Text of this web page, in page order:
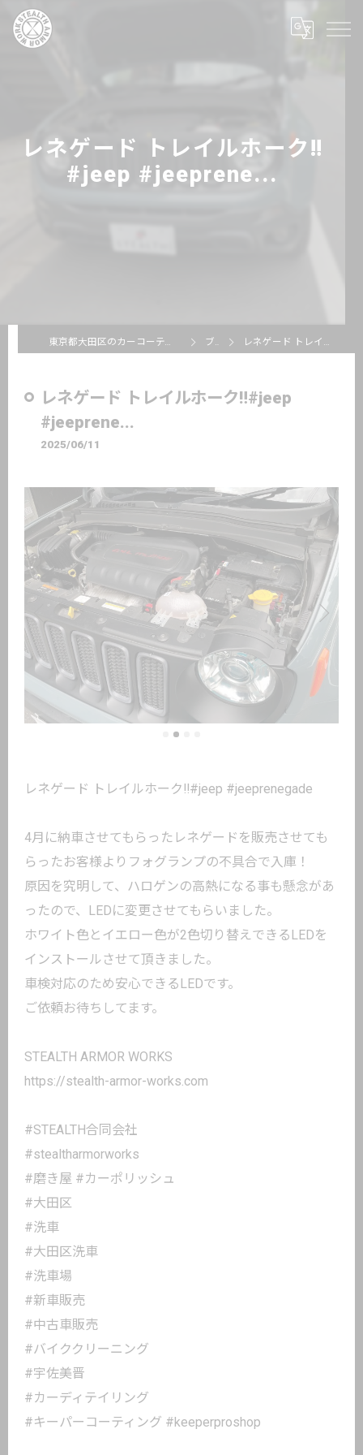
レネゲード トレイルホーク‼️
#jeep #jeeprene...
東京都大田区のカーコーティングならSTEALTH ARMOR WORKS ブログ レネゲード トレイルホーク‼️#jeep #jeeprene...
レネゲード トレイルホーク‼️#jeep
#jeeprene...
2025/06/11
レネゲード トレイルホーク‼️#jeep #jeeprenegade
4月に納車させてもらったレネゲードを販売させても
らったお客様よりフォグランプの不具合で入庫！
原因を究明して、ハロゲンの高熱になる事も懸念があ
ったので、LEDに変更させてもらいました。
ホワイト色とイエロー色が2色切り替えできるLEDを
インストールさせて頂きました。
車検対応のため安心できるLEDです。
ご依頼お待ちしてます。
STEALTH ARMOR WORKS
https://stealth-armor-works.com
#STEALTH合同会社
#stealtharmorworks
#磨き屋 #カーポリッシュ
#大田区
#洗車
#大田区洗車
#洗車場
#新車販売
#中古車販売
#バイククリーニング
#宇佐美晋
#カーディテイリング
#キーパーコーティング #keeperproshop